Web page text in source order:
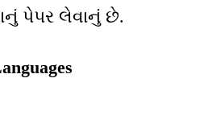
પેપર લેવાનું છે.